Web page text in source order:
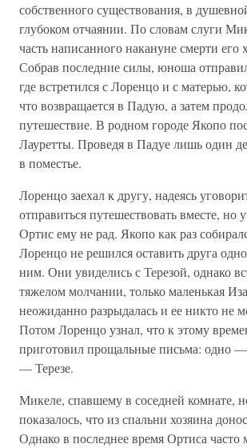
собственного существования, в
глубоком отчаянии. По словам слуги
часть написанного накануне смерти его
Собрав последние силы, юноша
где встретился с Лоренцо и с матерью,
что возвращается в Падую, а затем
путешествие. В родном городе Якопо
Лауретты. Проведя в Падуе лишь один
в поместье.
Лоренцо заехал к другу, надеясь
отправиться путешествовать вместе, но
Ортис ему не рад. Якопо как раз
Лоренцо не решился оставить друга
ним. Они увиделись с Терезой, однако
тяжелом молчании, только маленькая
неожиданно разрыдалась и ее никто не
Потом Лоренцо узнал, что к этому
приготовил прощальные письма: одно —
— Терезе.
Микеле, спавшему в соседней комнате,
показалось, что из спальни хозяина
Однако в последнее время Ортиса часто